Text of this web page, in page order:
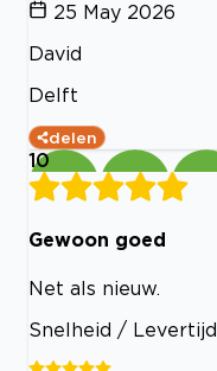
25 May 2026
David
Delft
delen
10
Gewoon goed
Net als nieuw.
Snelheid / Levertijd